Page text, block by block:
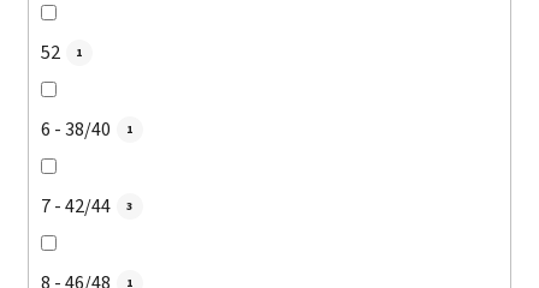
52 1
6 - 38/40 1
7 - 42/44 3
1